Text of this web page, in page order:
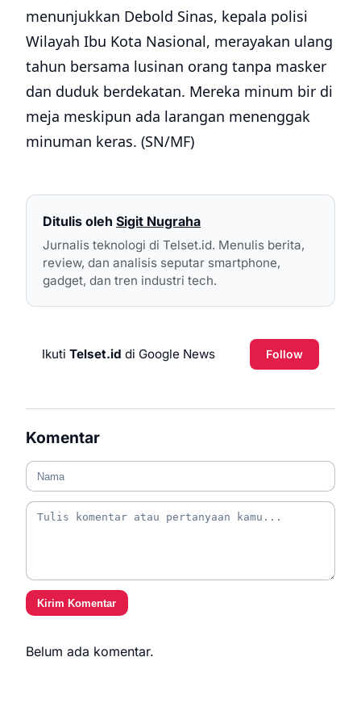
menunjukkan Debold Sinas, kepala polisi
Wilayah Ibu Kota Nasional, merayakan ulang
tahun bersama lusinan orang tanpa masker
dan duduk berdekatan. Mereka minum bir di
meja meskipun ada larangan menenggak
minuman keras. (SN/MF)
Ditulis oleh Sigit Nugraha
Jurnalis teknologi di Telset.id. Menulis berita,
review, dan analisis seputar smartphone,
gadget, dan tren industri tech.
Ikuti Telset.id di Google News Follow
Komentar
Kirim Komentar
Belum ada komentar.